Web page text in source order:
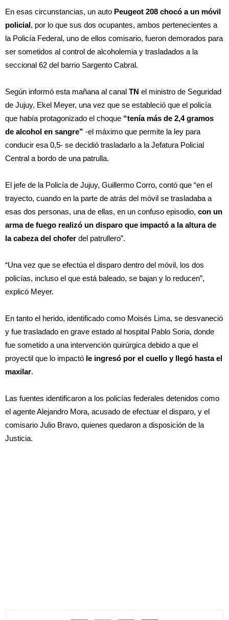
En esas circunstancias, un auto Peugeot 208 chocó a un móvil
policial, por lo que sus dos ocupantes, ambos pertenecientes a
la Policía Federal, uno de ellos comisario, fueron demorados para
ser sometidos al control de alcoholemia y trasladados a la
seccional 62 del barrio Sargento Cabral.
Según informó esta mañana al canal TN el ministro de Seguridad
de Jujuy, Ekel Meyer, una vez que se estableció que el policía
que había protagonizado el choque “tenía más de 2,4 gramos
de alcohol en sangre” -el máximo que permite la ley para
conducir esa 0,5- se decidió trasladarlo a la Jefatura Policial
Central a bordo de una patrulla.
El jefe de la Policía de Jujuy, Guillermo Corro, contó que “en el
trayecto, cuando en la parte de atrás del móvil se trasladaba a
esas dos personas, una de ellas, en un confuso episodio, con un
arma de fuego realizó un disparo que impactó a la altura de
la cabeza del chofer del patrullero”.
“Una vez que se efectúa el disparo dentro del móvil, los dos
policías, incluso el que está baleado, se bajan y lo reducen”,
explicó Meyer.
En tanto el herido, identificado como Moisés Lima, se desvaneció
y fue trasladado en grave estado al hospital Pablo Soria, donde
fue sometido a una intervención quirúrgica debido a que el
proyectil que lo impactó le ingresó por el cuello y llegó hasta el
maxilar.
Las fuentes identificaron a los policías federales detenidos como
el agente Alejandro Mora, acusado de efectuar el disparo, y el
comisario Julio Bravo, quienes quedaron a disposición de la
Justicia.